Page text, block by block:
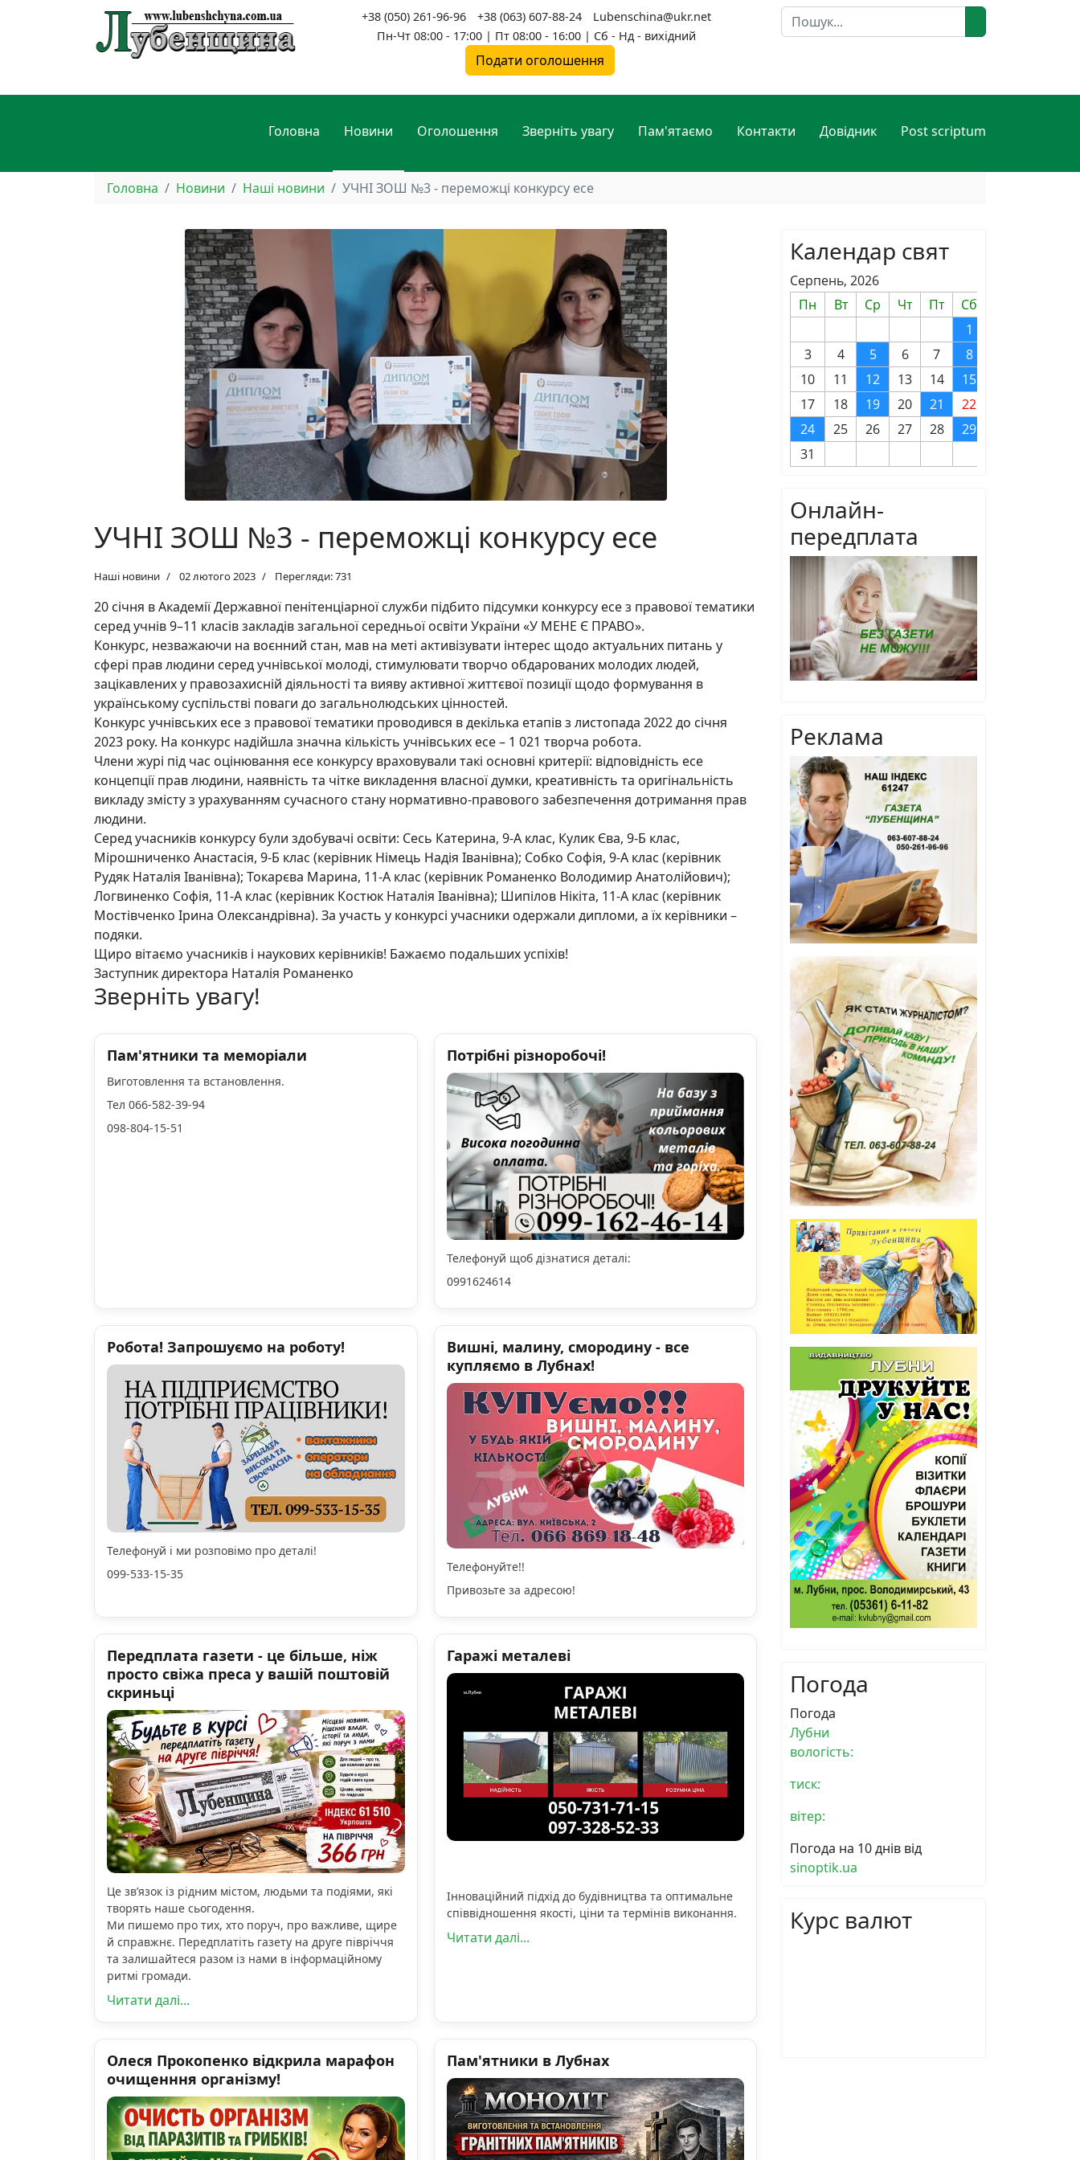
+38 (050) 261-96-96 +38 (063) 607-88-24
Lubenschina@ukr.net
Пн-Чт 08:00 - 17:00 | Пт 08:00 - 16:00 | Сб - Нд - вихідний
Подати оголошення
Пошук
Головна Новини Оголошення Зверніть увагу Пам'ятаємо Контакти Довідник Post scriptum
Головна Новини Наші новини УЧНІ ЗОШ №3 - переможці конкурсу есе
УЧНІ ЗОШ №3 - переможці конкурсу есе
Наші новини 02 лютого 2023 Перегляди: 731
20 січня в Академії Державної пенітенціарної служби підбито підсумки конкурсу есе з правової тематики
серед учнів 9–11 класів закладів загальної середньої освіти України «У МЕНЕ Є ПРАВО».
Конкурс, незважаючи на воєнний стан, мав на меті активізувати інтерес щодо актуальних питань у
сфері прав людини серед учнівської молоді, стимулювати творчо обдарованих молодих людей,
зацікавлених у правозахисній діяльності та вияву активної життєвої позиції щодо формування в
українському суспільстві поваги до загальнолюдських цінностей.
Конкурс учнівських есе з правової тематики проводився в декілька етапів з листопада 2022 до січня
2023 року. На конкурс надійшла значна кількість учнівських есе – 1 021 творча робота.
Члени журі під час оцінювання есе конкурсу враховували такі основні критерії: відповідність есе
концепції прав людини, наявність та чітке викладення власної думки, креативність та оригінальність
викладу змісту з урахуванням сучасного стану нормативно-правового забезпечення дотримання прав
людини.
Серед учасників конкурсу були здобувачі освіти: Сесь Катерина, 9-А клас, Кулик Єва, 9-Б клас,
Мірошниченко Анастасія, 9-Б клас (керівник Німець Надія Іванівна); Собко Софія, 9-А клас (керівник
Рудяк Наталія Іванівна); Токарєва Марина, 11-А клас (керівник Романенко Володимир Анатолійович);
Логвиненко Софія, 11-А клас (керівник Костюк Наталія Іванівна); Шипілов Нікіта, 11-А клас (керівник
Мостівченко Ірина Олександрівна). За участь у конкурсі учасники одержали дипломи, а їх керівники –
подяки.
Щиро вітаємо учасників і наукових керівників! Бажаємо подальших успіхів!
Заступник директора Наталія Романенко
Зверніть увагу!
Пам'ятники та меморіали
Виготовлення та встановлення.
Тел 066-582-39-94
098-804-15-51
Потрібні різноробочі!
Телефонуй щоб дізнатися деталі:
0991624614
Робота! Запрошуємо на роботу!
Телефонуй і ми розповімо про деталі!
099-533-15-35
Вишні, малину, смородину - все
купляємо в Лубнах!
Телефонуйте!!
Привозьте за адресою!
Передплата газети - це більше, ніж
просто свіжа преса у вашій поштовій
скриньці
Це зв’язок із рідним містом, людьми та подіями, які
творять наше сьогодення.
Ми пишемо про тих, хто поруч, про важливе, щире
й справжнє. Передплатіть газету на друге півріччя
та залишайтеся разом із нами в інформаційному
ритмі громади.
Читати далі...
Гаражі металеві
Інноваційний підхід до будівництва та оптимальне
співвідношення якості, ціни та термінів виконання.
Читати далі...
Олеся Прокопенко відкрила марафон
очищенння організму!
Пам'ятники в Лубнах
Календар свят
Серпень, 2026
Пн
Вт Ср Чт Пт Сб
1
3
4 5 6 7 8
10
11 12 13 14 15
17
18 19 20 21 22
24
25 26 27 28 29
31
Онлайн-
передплата
Реклама
Погода
Погода
Лубни
вологість:
тиск:
вітер:
Погода на 10 днів від
sinoptik.ua
Курс валют